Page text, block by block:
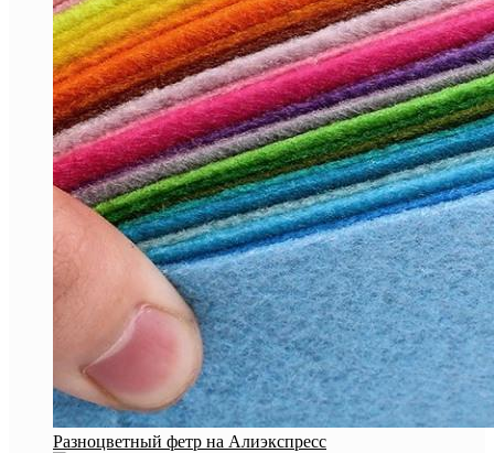
Разноцветный фетр на Алиэкспресс